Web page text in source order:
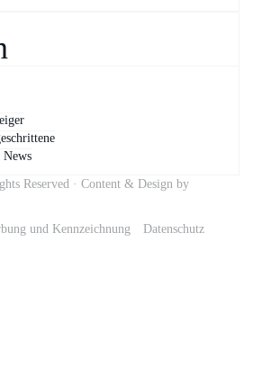
Reserved · Content & Design by
und Kennzeichnung
Datenschutz